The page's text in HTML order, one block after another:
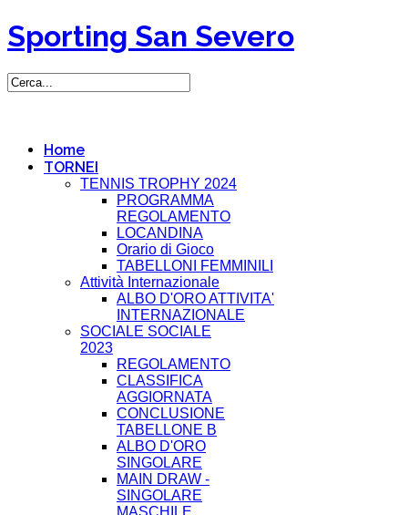
Sporting San Severo
Home
TORNEI
TENNIS TROPHY 2024
PROGRAMMA
REGOLAMENTO
LOCANDINA
Orario di Gioco
TABELLONI FEMMINILI
Attività Internazionale
ALBO D'ORO ATTIVITA'
INTERNAZIONALE
SOCIALE SOCIALE
2023
REGOLAMENTO
CLASSIFICA
AGGIORNATA
CONCLUSIONE
TABELLONE B
ALBO D'ORO
SINGOLARE
MAIN DRAW -
SINGOLARE
MASCHILE